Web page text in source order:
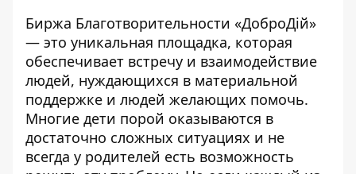
Биржа Благотворительности «ДоброДій»
— это уникальная площадка, которая
обеспечивает встречу и взаимодействие
людей, нуждающихся в материальной
поддержке и людей желающих помочь.
Многие дети порой оказываются в
достаточно сложных ситуациях и не
всегда у родителей есть возможность